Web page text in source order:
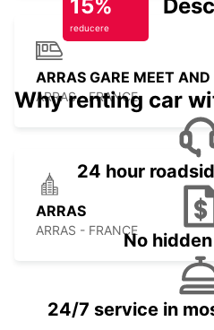
ARRAS GARE MEET AND
ARRAS - FRANCE
ARRAS
ARRAS - FRANCE
15%
reducere
Why renting car
24 hour
No
24/7 service in